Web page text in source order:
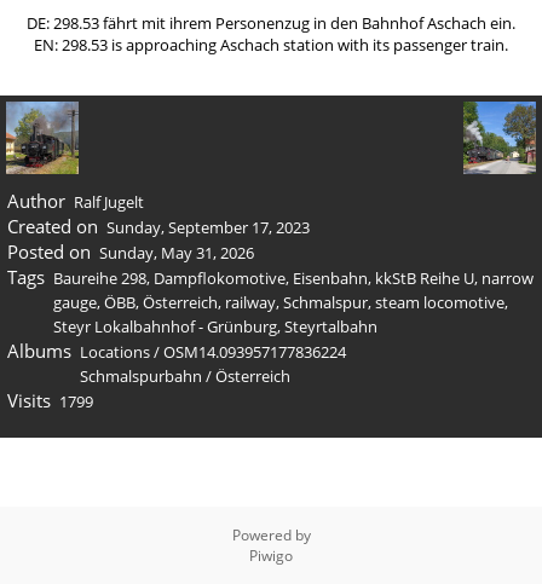
DE: 298.53 fährt mit ihrem Personenzug in den Bahnhof Aschach ein.
EN: 298.53 is approaching Aschach station with its passenger train.
Author Ralf Jugelt
Created on Sunday, September 17, 2023
Posted on Sunday, May 31, 2026
Tags Baureihe 298, Dampflokomotive, Eisenbahn, kkStB Reihe U, narrow
gauge,ÖBB,Österreich, railway,Schmalspur,steam locomotive,
Steyr Lokalbahnhof - Grünburg,Steyrtalbahn
Albums Locations/OSM14.093957177836224
Schmalspurbahn /Österreich
Visits 1799
Powered by
Piwigo